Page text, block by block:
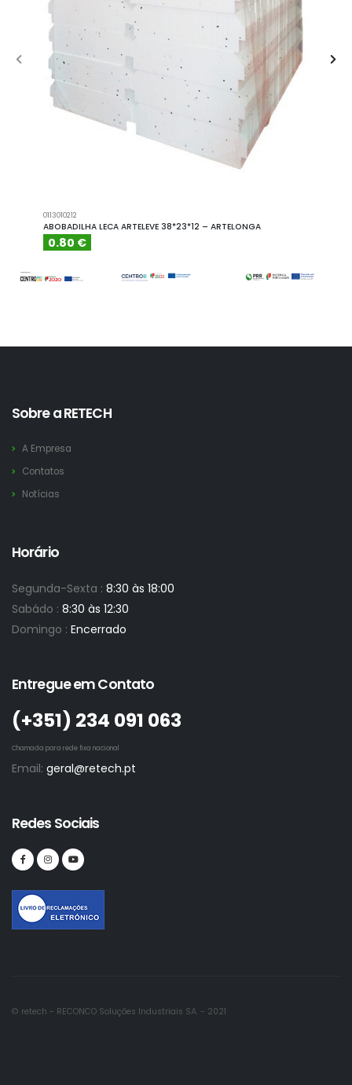
0113010212
ABOBADILHA LECA ARTELEVE 38*23*12 – ARTELONGA
0.80 €
Sobre a RETECH
A Empresa
Contatos
Notícias
Horário
Segunda-Sexta : 8:30 às 18:00
Sabádo : 8:30 às 12:30
Domingo : Encerrado
Entregue em Contato
(+351)­ 234 091 063
Chamada para rede fixa nacional
Email: geral@retech.pt
Redes Sociais
© retech - RECONCO Soluções Industriais SA. - 2021